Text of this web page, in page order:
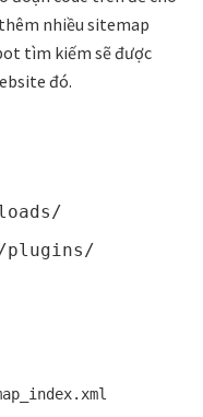
nhiều sitemap
tìm kiếm sẽ được
đó.
plugins/